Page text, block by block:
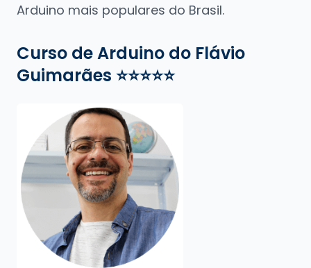
Arduino mais populares do Brasil.
Curso de Arduino do Flávio
Guimarães ⭐⭐⭐⭐⭐